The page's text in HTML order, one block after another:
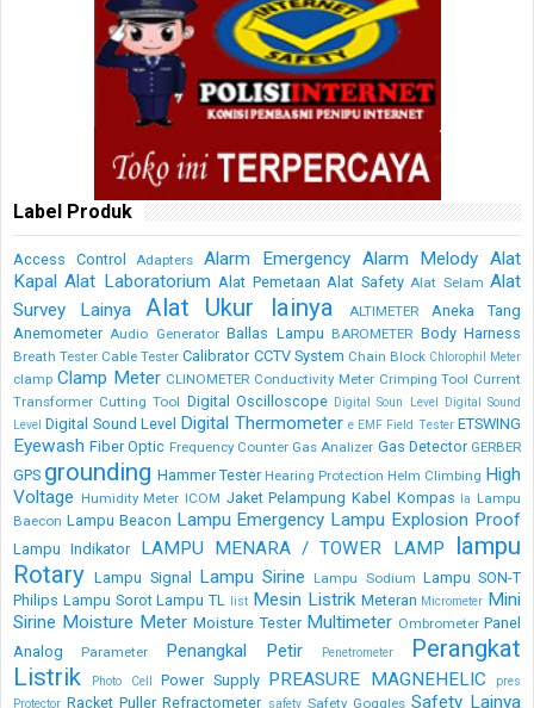
Label Produk
Access Control Adapters Alarm Emergency Alarm Melody Alat
Kapal Alat Laboratorium Alat Pemetaan Alat Safety Alat Selam Alat
Survey Lainya
Alat Ukur lainya ALTIMETER
Aneka Tang
Anemometer Audio Generator Ballas Lampu BAROMETER Body Harness
Breath Tester Cable Tester Calibrator CCTV System Chain Block Chlorophil Meter
clamp Clamp Meter CLINOMETER Conductivity Meter Crimping Tool Current
Transformer Cutting Tool Digital Oscilloscope Digital Soun Level Digital Sound
Level Digital Sound Level Digital Thermometer e EMF Field Tester ETSWING
Eyewash Fiber Optic Frequency Counter Gas Analizer Gas Detector GERBER
GPS grounding Hammer Tester Hearing Protection Helm Climbing High
Voltage Humidity Meter ICOM Jaket Pelampung Kabel Kompas la Lampu
Baecon Lampu Beacon Lampu Emergency Lampu Explosion Proof
Lampu Indikator LAMPU MENARA / TOWER LAMP
lampu
Rotary Lampu Signal Lampu Sirine Lampu Sodium Lampu SON-T
Philips Lampu Sorot Lampu TL list Mesin Listrik Meteran Micrometer Mini
Sirine Moisture Meter Moisture Tester Multimeter Ombrometer Panel
Analog
Parameter Penangkal Petir Penetrometer
Perangkat
Listrik
Photo Cell Power Supply PREASURE MAGNEHELIC
pres
Protector Racket Puller Refractometer safety Safety Goggles Safety Lainya